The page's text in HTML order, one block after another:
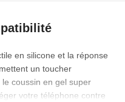
en silicone et la réponse
un toucher
coussin en gel super
votre téléphone contre